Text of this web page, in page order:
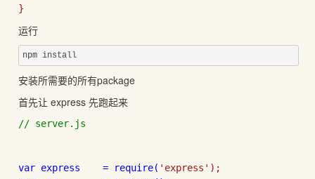
}
运行
npm install
安装所需要的所有package
首先让 express 先跑起来
// server.js
var express    = require(